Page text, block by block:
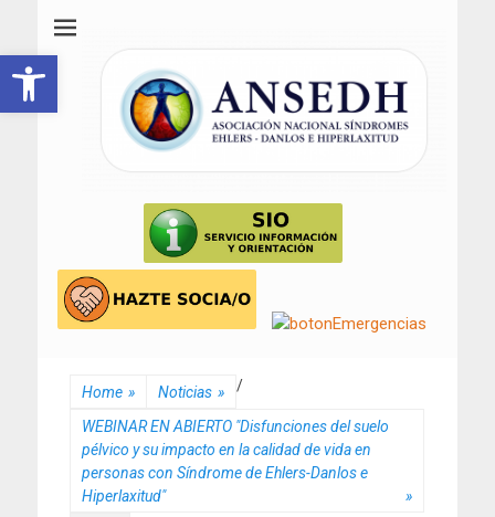
Abrir barra de herramientas
Home » Noticias » /
WEBINAR EN ABIERTO "Disfunciones del suelo
pélvico y su impacto en la calidad de vida en
personas con Síndrome de Ehlers-Danlos e
Hiperlaxitud"
»